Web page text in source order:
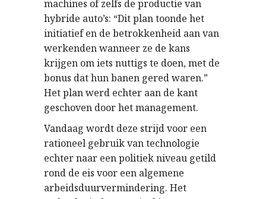
machines of zelfs de productie van
hybride auto’s: “Dit plan toonde het
initiatief en de betrokkenheid aan van
werkenden wanneer ze de kans
krijgen om iets nuttigs te doen, met de
bonus dat hun banen gered waren.”
Het plan werd echter aan de kant
geschoven door het management.
Vandaag wordt deze strijd voor een
rationeel gebruik van technologie
echter naar een politiek niveau getild
rond de eis voor een algemene
arbeidsduurvermindering. Het